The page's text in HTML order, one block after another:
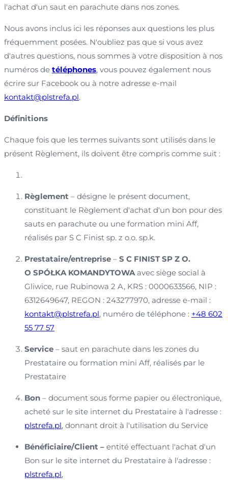
l'achat d'un saut en parachute dans nos zones.
Nous avons inclus ici les réponses aux questions les plus
fréquemment posées. N'oubliez pas que si vous avez
d'autres questions, nous sommes à votre disposition à nos
numéros de téléphones, vous pouvez également nous
écrire sur Facebook ou à notre adresse e-mail
kontakt@plstrefa.pl.
Définitions
Chaque fois que les termes suivants sont utilisés dans le
présent Règlement, ils doivent être compris comme suit :
Règlement – désigne le présent document,
constituant le Règlement d'achat d'un bon pour des
sauts en parachute ou une formation mini Aff,
réalisés par S C Finist sp. z o.o. sp.k.
Prestataire/entreprise – S C FINIST SP Z O.
O SPÓŁKA KOMANDYTOWAavec siège social à
Gliwice, rue Rubinowa 2 A, KRS : 0000633566, NIP :
6312649647, REGON : 243277970, adresse e-mail :
kontakt@plstrefa.pl, numéro de téléphone : +48 602
55 77 57
Service – saut en parachute dans les zones du
Prestataire ou formation mini Aff, réalisés par le
Prestataire
Bon – document sous forme papier ou électronique,
acheté sur le site internet du Prestataire à l'adresse :
plstrefa.pl, donnant droit à l'utilisation du Service
Bénéficiaire/Client – entité effectuant l'achat d'un
Bon sur le site internet du Prestataire à l'adresse :
plstrefa.pl,